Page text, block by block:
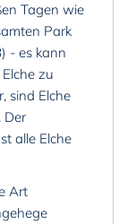
Tagen wie
Park
- es kann
zu
sind Elche
Der
alle Elche
Art